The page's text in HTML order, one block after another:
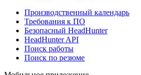
Производственный календарь
Требования к ПО
Безопасный HeadHunter
HeadHunter API
Поиск работы
Поиск по резюме